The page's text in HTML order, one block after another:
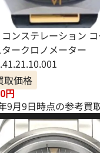
ンステレーション
ークロノメーター
取価格
円
9月9日時点の参考買